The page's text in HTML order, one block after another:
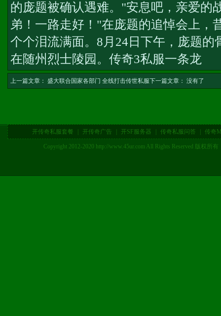
的庞题被确认遇难。"安息吧，亲爱的
弟！一路走好！"在庞题的追悼会上，
个个泪流满面。8月24日下午，庞题的
在随州烈士陵园。 传奇3私服一条龙
上一篇文章： 盛大联合国家各部门 全线打击传世私服下一篇文章： 没有了
开传奇私服套餐 开传奇广告 开SF服务器 传奇私服问答 传奇
Copyright 2012-2020 http://www.45ur.com All Rights Reserved 版权